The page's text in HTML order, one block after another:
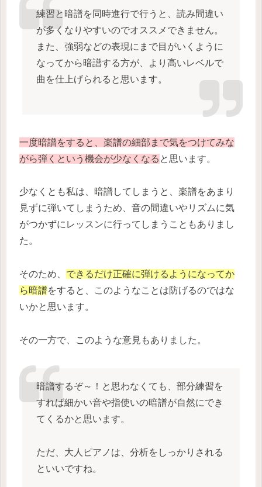
練習と暗譜を同時進行で行うと、読み間違い
が多くなりやすいのでオススメできません。
また、強弱などの表現にまで目がいくように
なってから暗譜する方が、より高いレベルで
曲を仕上げられると思います。
一度暗譜をすると、楽譜の細部まで気をつけてみな
がら弾くという機会が少なくなる と思います。
少なくとも私は、暗譜してしまうと、楽譜をあまり
見ずに弾いてしまうため、音の間違いやリズムに気
がつかずにレッスンに行ってしまうこともありまし
た。
そのため、 できるだけ正確に弾けるようになってか
ら暗譜をすると、このようなことは防げるのではな
いかと思います。
その一方で、このような意見もありました。
暗譜するぞ～！と思わなくても、部分練習を
すれば細かい音や指使いの暗譜が自然にでき
てくるかと思います。
ただ、大人ピアノは、分析をしっかりされる
といいですね。